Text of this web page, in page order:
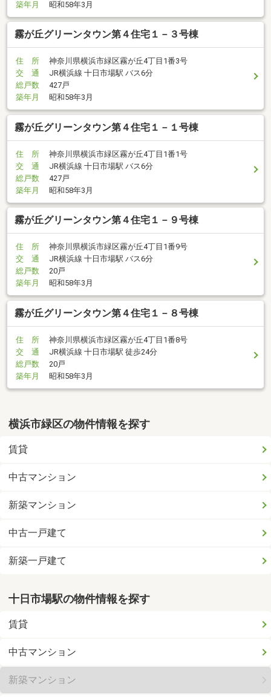
築年月 昭和58年3月
霧が丘グリーンタウン第４住宅１－３号棟
住 所
神奈川県横浜市緑区霧が丘4丁目1番3号
交 通
JR横浜線 十日市場駅 バス6分
総戸数
427戸
築年月
昭和58年3月
霧が丘グリーンタウン第４住宅１－１号棟
住 所
神奈川県横浜市緑区霧が丘4丁目1番1号
交 通
JR横浜線 十日市場駅 バス6分
総戸数
427戸
築年月
昭和58年3月
霧が丘グリーンタウン第４住宅１－９号棟
住 所
神奈川県横浜市緑区霧が丘4丁目1番9号
交 通
JR横浜線 十日市場駅 バス6分
総戸数
20戸
築年月
昭和58年3月
霧が丘グリーンタウン第４住宅１－８号棟
住 所
神奈川県横浜市緑区霧が丘4丁目1番8号
交 通
JR横浜線 十日市場駅 徒歩24分
総戸数
20戸
築年月
昭和58年3月
横浜市緑区の物件情報を探す
賃貸
中古マンション
新築マンション
中古一戸建て
新築一戸建て
十日市場駅の物件情報を探す
賃貸
中古マンション
新築マンション